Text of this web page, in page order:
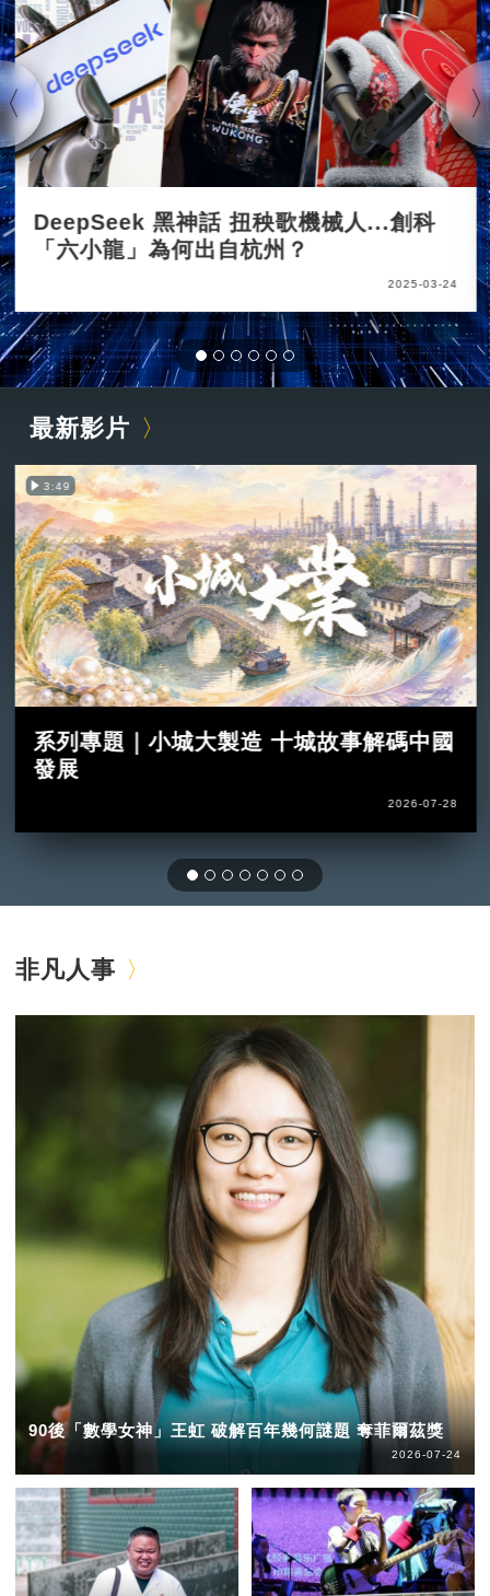
DeepSeek 黑神話 扭秧歌機械人...創科
「六小龍」為何出自杭州？
2025-03-24
最新影片
3:49
系列專題｜小城大製造 十城故事解碼中國
發展
2026-07-28
非凡人事
90後「數學女神」王虹 破解百年幾何謎題 奪菲爾茲獎
2026-07-24